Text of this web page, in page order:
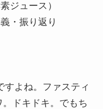
ジュース）
・振り返り
すよね。ファスティ
ドキドキ。でもち